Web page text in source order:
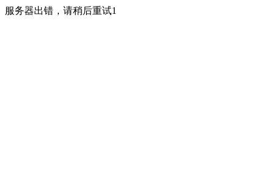
服务器出错，请稍后重试1